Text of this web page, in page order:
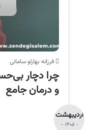
فرزانه بهارلو سامانی
چرا دچار
و درمان جامع
اردیبهشت
- ۱۴۰۵ -